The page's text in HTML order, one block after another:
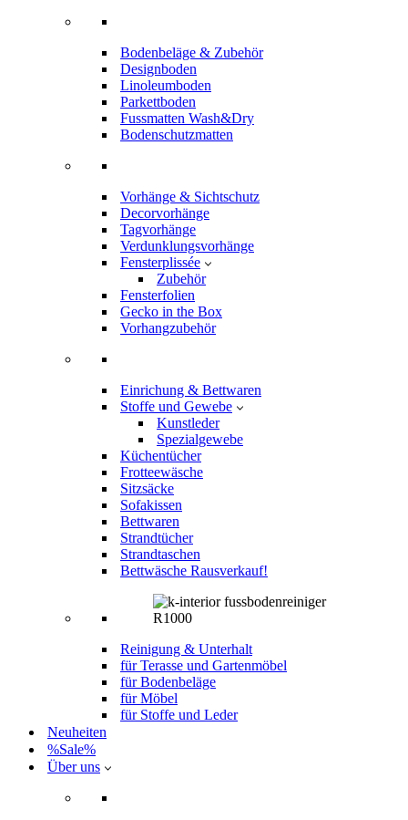
Bodenbeläge & Zubehör
Designboden
Linoleumboden
Parkettboden
Fussmatten Wash&Dry
Bodenschutzmatten
Vorhänge & Sichtschutz
Decorvorhänge
Tagvorhänge
Verdunklungsvorhänge
Fensterplissée
Zubehör
Fensterfolien
Gecko in the Box
Vorhangzubehör
Einrichung & Bettwaren
Stoffe und Gewebe
Kunstleder
Spezialgewebe
Küchentücher
Frotteewäsche
Sitzsäcke
Sofakissen
Bettwaren
Strandtücher
Strandtaschen
Bettwäsche Rausverkauf!
Reinigung & Unterhalt
für Terasse und Gartenmöbel
für Bodenbeläge
für Möbel
für Stoffe und Leder
Neuheiten
%Sale%
Über uns